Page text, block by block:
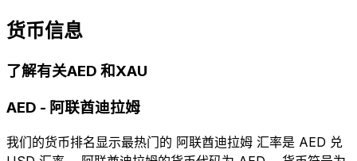
货币信息
了解有关AED 和XAU
AED - 阿联酋迪拉姆
我们的货币排名显示最热门的 阿联酋迪拉姆 汇率是 AED 兑